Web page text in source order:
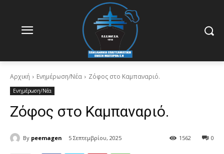
Αρχική Ενημέρωση/Νέα Ζόφος στο Καμπαναριό.
Ενημέρωση/Νέα
Ζόφος στο Καμπαναριό.
By peemagen 5 Σεπτεμβρίου, 2025 0
1562